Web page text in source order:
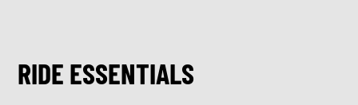
RIDE ESSENTIALS